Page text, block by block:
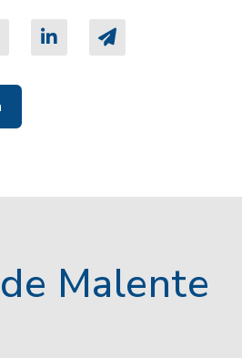
Malente